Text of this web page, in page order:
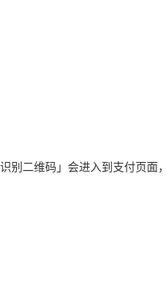
别二维码」会进入到支付页面